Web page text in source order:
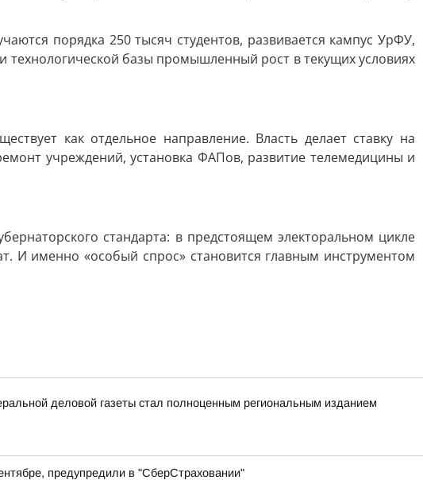
порядка 250 тысяч студентов, развивается кампус УрФУ,
технологической базы промышленный рост в текущих условиях
как отдельное направление. Власть делает ставку на
учреждений, установка ФАПов, развитие телемедицины и
стандарта: в предстоящем электоральном цикле
И именно «особый спрос» становится главным инструментом
деловой газеты стал полноценным региональным изданием
предупредили в "СберСтраховании"